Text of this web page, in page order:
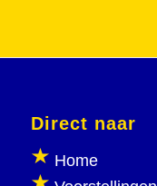
Direct naar
Home